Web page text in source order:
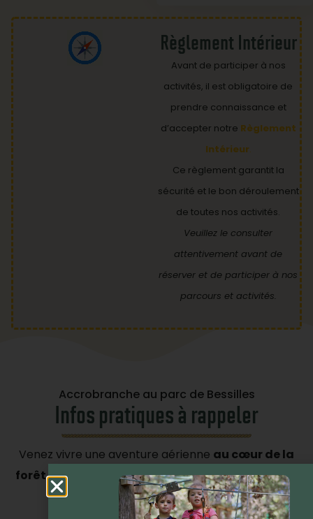
Règlement Intérieur
Avant de participer à nos
activités, il est obligatoire de
prendre connaissance et
d’accepter notre Règlement
Intérieur.
Ce règlement garantit la
sécurité et le bon déroulement
de toutes nos activités.
Veuillez le consulter
attentivement avant de
réserver et de participer à nos
parcours et activités.
Accrobranche au parc de Bessilles
Infos pratiques à rappeler
Venez vivre une aventure aérienne au cœur de la
forêt de Bessilles
, entre rires, sensations et nature
à couper le souffle.